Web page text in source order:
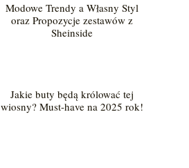
Modowe Trendy a Własny Styl
oraz Propozycje zestawów z
Sheinside
Jakie buty będą królować tej
wiosny? Must-have na 2025 rok!